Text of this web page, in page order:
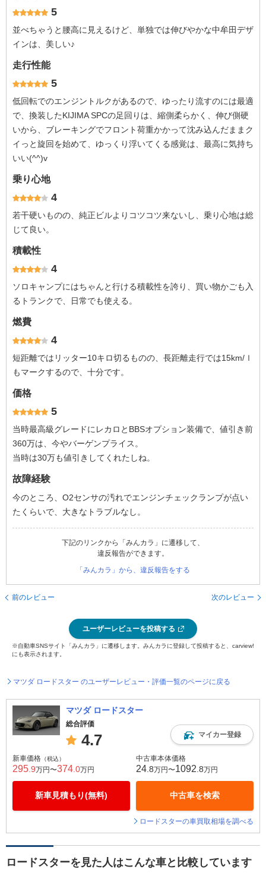
5
並べちゃうと腰高に見えるけど、単独では伸びやかな中牟田デザ
インは、美しい♪
走行性能
5
低回転でのエンジントルクがあるので、ゆったり流すのには最適
で、換装したKIJIMA SPCの足回りは、縮側柔らかく、伸び側硬
いから、ブレーキングでフロント荷重かかって沈み込んだままク
イっと旋回を始めて、ゆっくり浮いてくる感覚は、最高に気持ち
いい(^^)v
乗り心地
4
若干硬いものの、純正ビルよりコツコツ来ないし、乗り心地は総
じて良い。
積載性
4
ソロキャンプにはちゃんと行ける積載性を誇り、買い物かごも入
るトランクで、日常でも使える。
燃費
4
短距離ではリッター10キロ切るものの、長距離走行では15km/ｌ
もマークするので、十分です。
価格
5
当時最高級グレードにレカロとBBSオプション装備で、値引き前
360万は、今やバーゲンプライス。
当時は30万も値引きしてくれたしね。
故障経験
今のところ、O2センサの汚れでエンジンチェックランプが点い
たくらいで、大きなトラブルなし。
下記のリンクから「みんカラ」に遷移して、
違反報告ができます。
「みんカラ」から、違反報告をする
前のレビュー 次のレビュー
ユーザーレビューを投稿する
※自動車SNSサイト「みんカラ」に遷移します。みんカラに登録して投稿すると、carview!
にも表示されます。
マツダ ロードスター のユーザーレビュー・評価一覧のページに戻る
マツダ ロードスター
総合評価
4.7 マイカー登録
新車価格 （税込）
295 .9万円〜374 .0万円
新車見積もり(無料)
中古車本体価格
24 .8万円〜1092 .8万円
中古車を検索
ロードスターの車買取相場を調べる
ロードスターを見た人はこんな車と比較しています